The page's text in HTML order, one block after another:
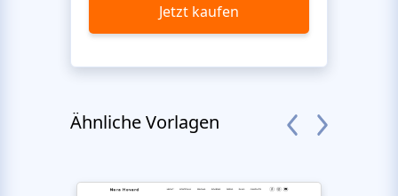
Jetzt kaufen
Ähnliche Vorlagen